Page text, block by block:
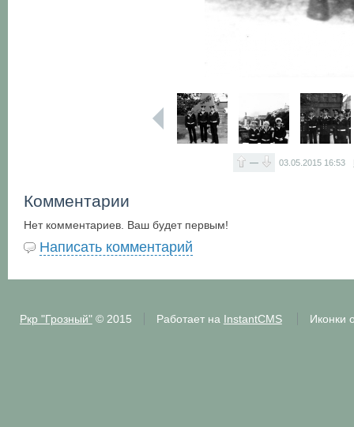
— 03.05.2015 16:53
Комментарии
Нет комментариев. Ваш будет первым!
Написать комментарий
Ркр "Грозный"© 2015 Работает на InstantCMS Иконки